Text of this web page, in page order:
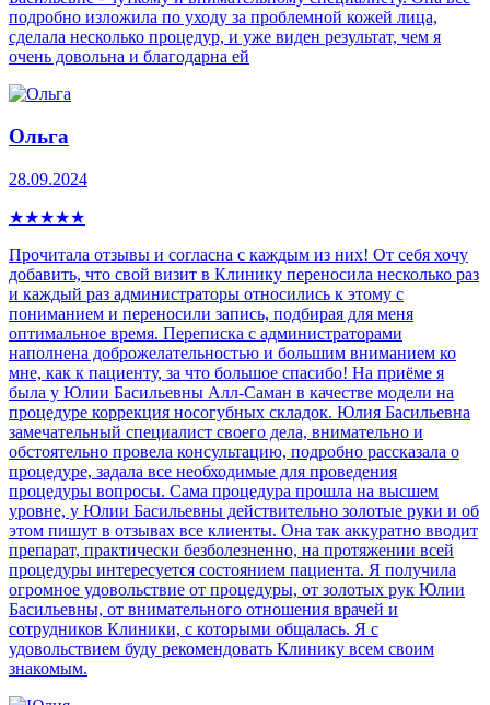
подробно изложила по уходу за проблемной кожей лица,
сделала несколько процедур, и уже виден результат, чем я
очень довольна и благодарна ей
Ольга
28.09.2024
★★★★★
Прочитала отзывы и согласна с каждым из них! От себя хочу
добавить, что свой визит в Клинику переносила несколько раз
и каждый раз администраторы относились к этому с
пониманием и переносили запись, подбирая для меня
оптимальное время. Переписка с администраторами
наполнена доброжелательностью и большим вниманием ко
мне, как к пациенту, за что большое спасибо! На приёме я
была у Юлии Басильевны Алл-Саман в качестве модели на
процедуре коррекция носогубных складок. Юлия Басильевна
замечательный специалист своего дела, внимательно и
обстоятельно провела консультацию, подробно рассказала о
процедуре, задала все необходимые для проведения
процедуры вопросы. Сама процедура прошла на высшем
уровне, у Юлии Басильевны действительно золотые руки и об
этом пишут в отзывах все клиенты. Она так аккуратно вводит
препарат, практически безболезненно, на протяжении всей
процедуры интересуется состоянием пациента. Я получила
огромное удовольствие от процедуры, от золотых рук Юлии
Басильевны, от внимательного отношения врачей и
сотрудников Клиники, с которыми общалась. Я с
удовольствием буду рекомендовать Клинику всем своим
знакомым.